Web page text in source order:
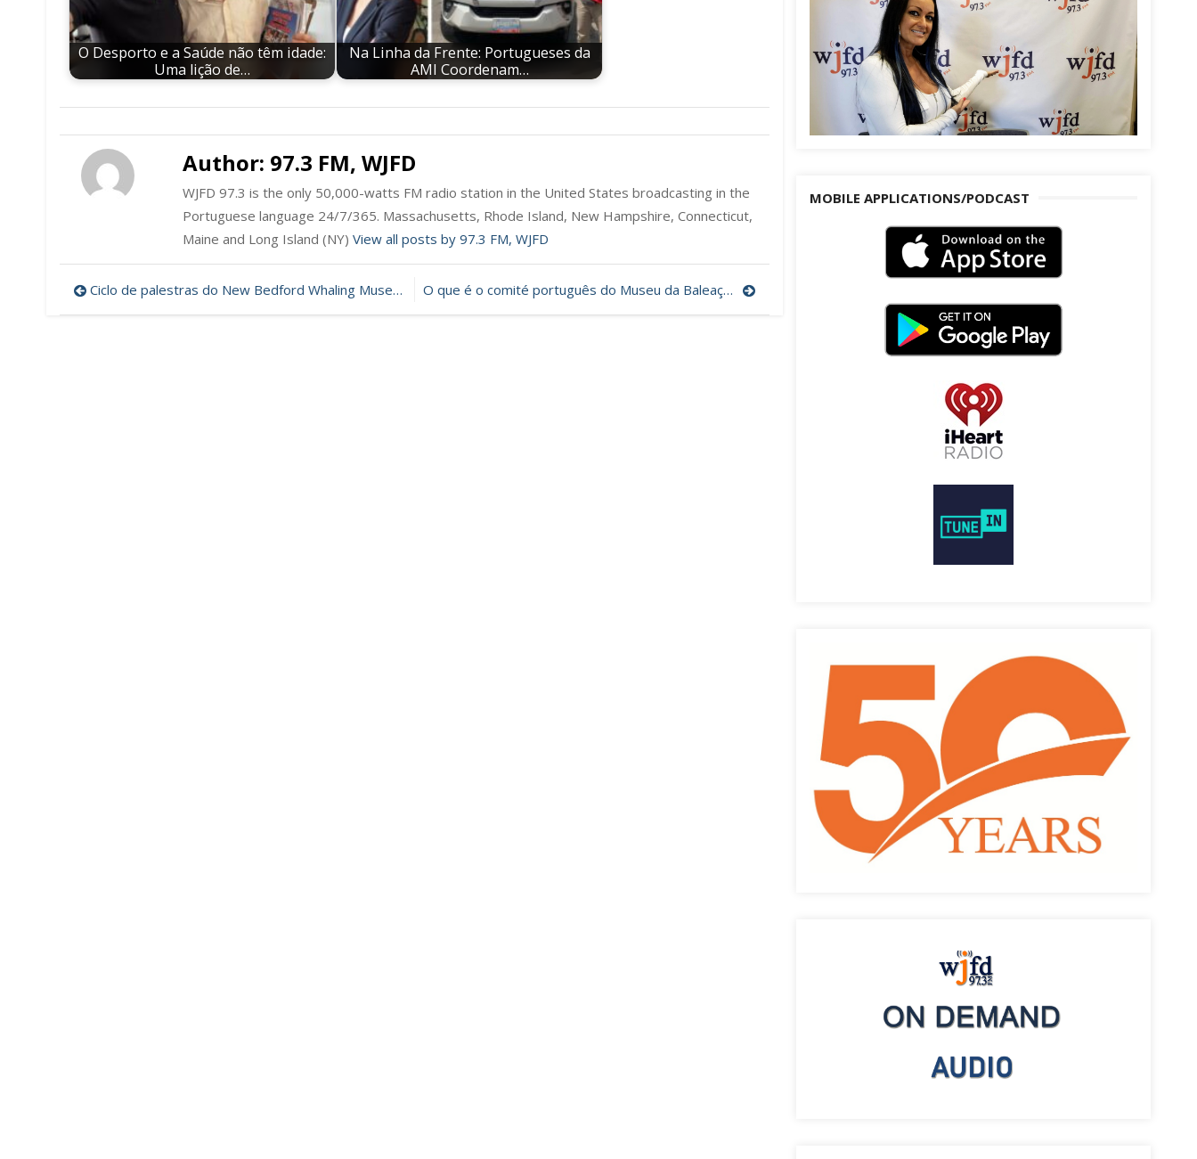
O Desporto e a Saúde não têm idade:
Uma lição de…
Na Linha da Frente: Portugueses da
AMI Coordenam…
Author: 97.3 FM, WJFD
WJFD 97.3 is the only 50,000-watts FM radio station in the United States broadcasting in the
Portuguese language 24/7/365. Massachusetts, Rhode Island, New Hampshire, Connecticut,
Maine and Long Island (NY) View all posts by 97.3 FM, WJFD
Post
navigation
Ciclo de palestras do New Bedford Whaling Museum O que é o comité português do Museu da Baleação de New Bedford?
MOBILE APPLICATIONS/PODCAST